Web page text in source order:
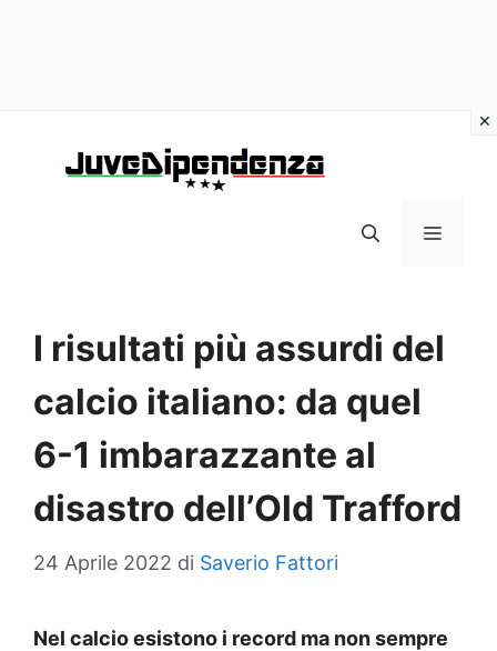
MENU
I risultati più assurdi del
calcio italiano: da quel
6-1 imbarazzante al
disastro dell’Old Trafford
24 Aprile 2022 di Saverio Fattori
Nel calcio esistono i record ma non sempre